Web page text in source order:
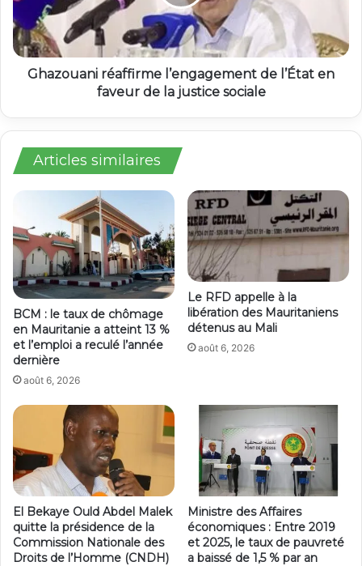
Ghazouani réaffirme l’engagement de l’État en
faveur de la justice sociale
Articles similaires
BCM : le taux de chômage
en Mauritanie a atteint 13 %
et l’emploi a reculé l’année
dernière
août 6, 2026
Le RFD appelle à la
libération des Mauritaniens
détenus au Mali
août 6, 2026
El Bekaye Ould Abdel Malek
quitte la présidence de la
Commission Nationale des
Droits de l’Homme (CNDH)
Ministre des Affaires
économiques : Entre 2019
et 2025, le taux de pauvreté
a baissé de 1,5 % par an